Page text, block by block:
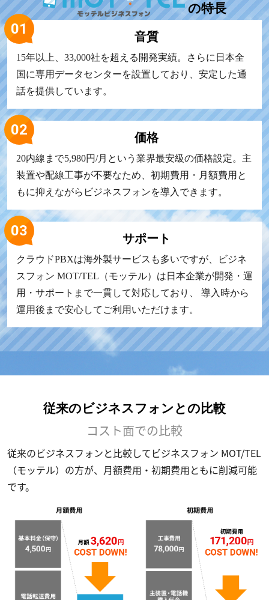
の特長
音質
15年以上、33,000社を超える開発実績。さらに日本全
国に専用データセンターを設置しており、安定した通
話を提供しています。
価格
20内線まで5,980円/月という業界最安級の価格設定。主
装置や配線工事が不要なため、初期費用・月額費用と
もに抑えながらビジネスフォンを導入できます。
サポート
クラウドPBXは海外製サービスも多いですが、ビジネ
スフォン MOT/TEL（モッテル）は日本企業が開発・運
用・サポートまで一貫して対応しており、 導入時から
運用後まで安心してご利用いただけます。
従来のビジネスフォンとの比較
コスト面での比較
従来のビジネスフォンと比較してビジネスフォン MOT/TEL
（モッテル）の方が、月額費用・初期費用ともに削減可能
です。